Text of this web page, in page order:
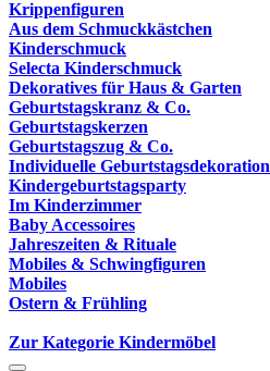
Krippenfiguren
Aus dem Schmuckkästchen
Kinderschmuck
Selecta Kinderschmuck
Dekoratives für Haus & Garten
Geburtstagskranz & Co.
Geburtstagskerzen
Geburtstagszug & Co.
Individuelle Geburtstagsdekoration
Kindergeburtstagsparty
Im Kinderzimmer
Baby Accessoires
Jahreszeiten & Rituale
Mobiles & Schwingfiguren
Mobiles
Ostern & Frühling
Zur Kategorie Kindermöbel